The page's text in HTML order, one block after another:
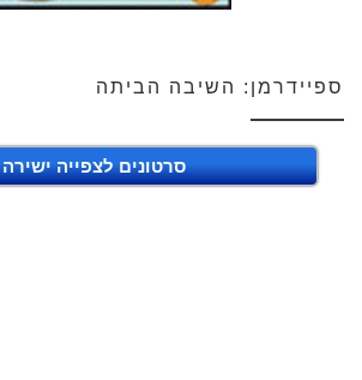
ספיידרמן: השיבה הביתה
סרטונים לצפייה ישירה